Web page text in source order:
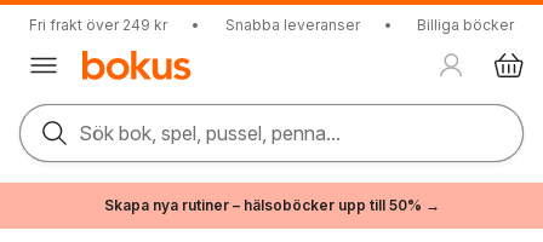
Fri frakt över 249 kr • Snabba leveranser • Billiga böcker
Sök bok, spel, pussel, penna...
Skapa nya rutiner – hälsoböcker upp till 50% →